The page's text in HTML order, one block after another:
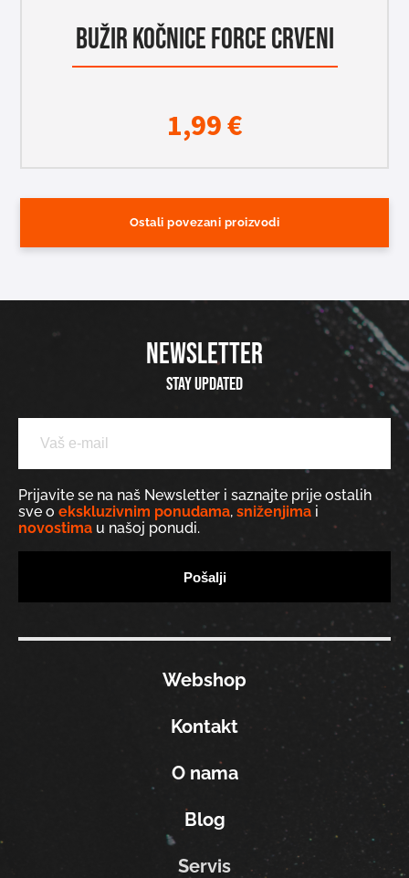
BUŽIR KOČNICE FORCE CRVENI
1,99€
Ostali povezani proizvodi
NEWSLETTER
Stay updated
Prijavite se na naš Newsletter i saznajte prije ostalih
sve o ekskluzivnim ponudama, sniženjima i
novostima u našoj ponudi.
Webshop
Kontakt
O nama
Blog
Servis